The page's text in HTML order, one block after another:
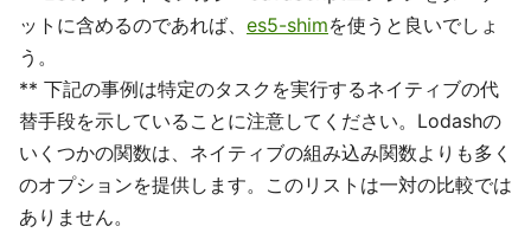
ットに含めるのであれば、 es5-shimを使うと良いでしょ
う。
** 下記の事例は特定のタスクを実行するネイティブの代
替手段を示していることに注意してください。Lodashの
いくつかの関数は、ネイティブの組み込み関数よりも多く
のオプションを提供します。このリストは一対の比較では
ありません。